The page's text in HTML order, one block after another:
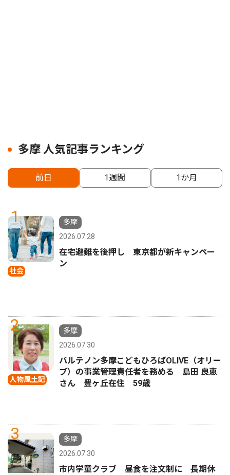
多摩 人気記事ランキング
前日 1週間 1か月
1
社会
多摩
2026.07.28
在宅避難を後押し 東京都が新キャンペー
ン
2
人物風土記
多摩
2026.07.30
パルテノン多摩こどもひろばOLIVE（オリー
ブ）の事業管理責任者を務める 島田 良恵
さん 豊ヶ丘在住 59歳
3
多摩
2026.07.30
市内学童クラブ 昼食を注文制に 長期休